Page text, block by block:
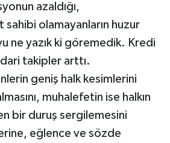
azaldığı,
sahibi olamayanların huzur
ne yazık ki göremedik. Kredi
takipler arttı.
geniş halk kesimlerini
muhalefetin ise halkın
bir duruş sergilemesini
eğlence ve sözde